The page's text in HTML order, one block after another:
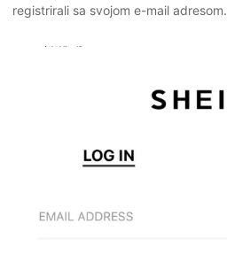
registrirali sa svojom e-mail adresom.